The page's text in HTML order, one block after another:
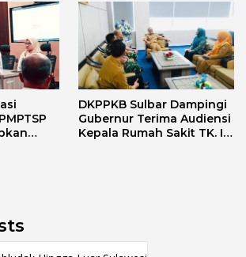
DKPPKB Sulbar Dampingi
Gubernur Terima Audiensi
Kepala Rumah Sakit TK. III